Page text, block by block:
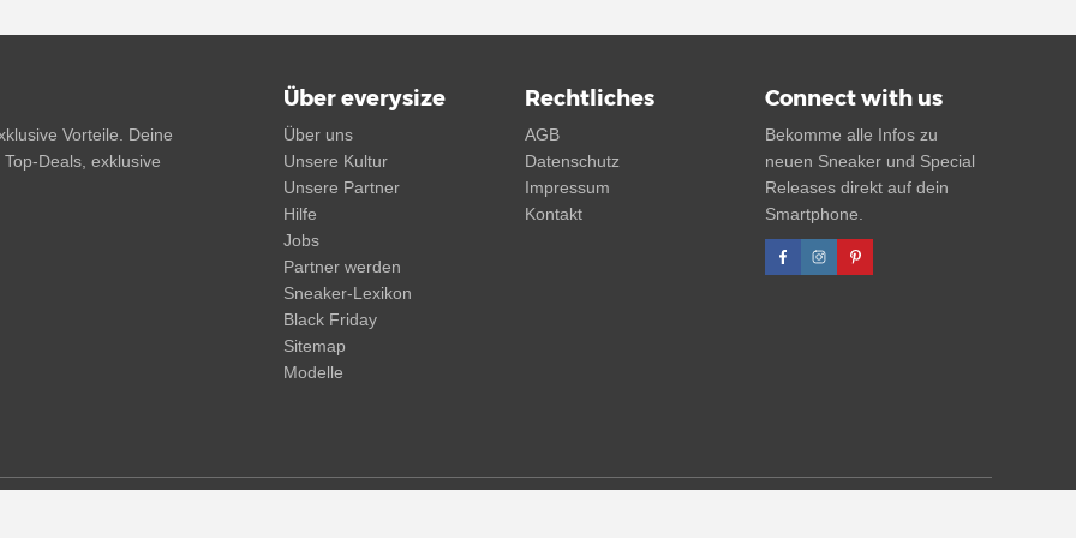
Vorteile. Deine
Deals, exklusive
Über everysize
Über uns
Unsere Kultur
Unsere Partner
Hilfe
Jobs
Partner werden
Sneaker-Lexikon
Black Friday
Sitemap
Modelle
Rechtliches
AGB
Datenschutz
Impressum
Kontakt
Connect with us
Bekomme alle Infos zu
neuen Sneaker und Special
Releases direkt auf dein
Smartphone.